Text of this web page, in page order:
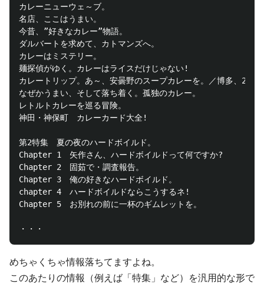
カレーニューウェ～ブ。
名店、ここはうまい。
今昔、”好きなカレー”物語。
ダルバートを求めて、カトマンズへ。
カレーはミステリー。
麺探偵がゆく。カレーはライスだけじゃない!
カレートリップ。あ～、安曇野のスープカレーを。／博多、2つ
なぜかうまい、そして落ち着く。孤独のカレー。
レトルトカレーを巡る冒険。
神田・神保町　カレーカード大全!
第2特集　夏の夜のハードボイルド。
Chapter 1　矢作さん、ハードボイルドって何ですか?
Chapter 2　固茹で・調査報告。
Chapter 3　俺の好きなハードボイルド。
chapter 4　ハードボイルドならこうするネ!
Chapter 5　お別れの前に一杯のギムレットを。
めちゃくちゃ情報落ちてますよね。
このあたりの情報（例えば「特集」など）を汎用的な形で